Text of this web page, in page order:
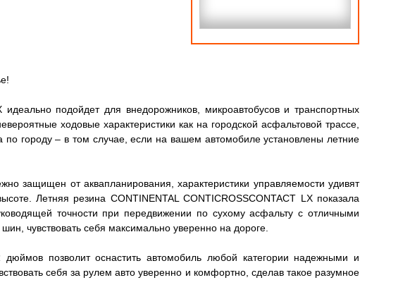
подойдет для внедорожников, микроавтобусов и транспортных
ходовые характеристики как на городской асфальтовой трассе,
городу – в том случае, если на вашем автомобиле установлены летние
защищен от аквапланирования, характеристики управляемости удивят
Летняя резина CONTINENTAL CONTICROSSCONTACT LX показала
точности при передвижении по сухому асфальту с отличными
чувствовать себя максимально уверенно на дороге.
позволит оснастить автомобиль любой категории надежными и
себя за рулем авто уверенно и комфортно, сделав такое разумное